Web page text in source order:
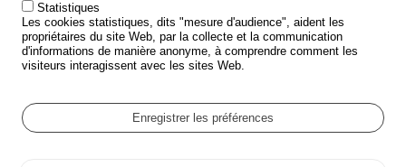
POLITIQUE DE SÉCURITÉ ROUTIÈRE
Outils
AGENDA
GLOSSAIRE
Cookie settings
Statistiques
Les cookies statistiques, dits "mesure d'audience", aident les
propriétaires du site Web, par la collecte et la communication
d'informations de manière anonyme, à comprendre comment les
visiteurs interagissent avec les sites Web.
Enregistrer les préférences